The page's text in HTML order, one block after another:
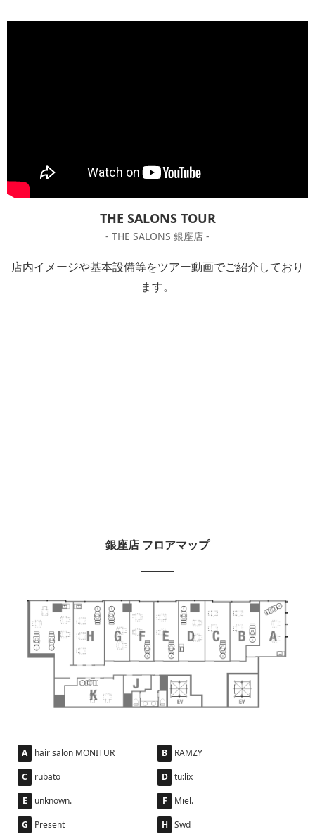
THE SALONS TOUR
- THE SALONS 銀座店 -
店内イメージや基本設備等をツアー動画でご紹介しており
ます。
銀座店 フロアマップ
A hair salon MONITUR B
RAMZY
C
rubato D tu:lix
E
unknown. F
Miel.
G
Present H Swd